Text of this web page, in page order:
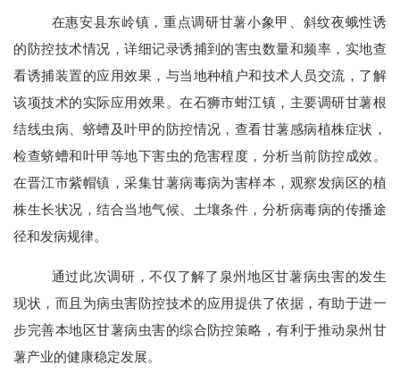
在惠安县东岭镇，重点调研甘薯小象甲、斜纹夜蛾性诱
的防控技术情况，详细记录诱捕到的害虫数量和频率，实地查
看诱捕装置的应用效果，与当地种植户和技术人员交流，了解
该项技术的实际应用效果。在石狮市蚶江镇，主要调研甘薯根
结线虫病、蛴螬及叶甲的防控情况，查看甘薯感病植株症状，
检查蛴螬和叶甲等地下害虫的危害程度，分析当前防控成效。
在晋江市紫帽镇，采集甘薯病毒病为害样本，观察发病区的植
株生长状况，结合当地气候、土壤条件，分析病毒病的传播途
径和发病规律。
通过此次调研，不仅了解了泉州地区甘薯病虫害的发生
现状，而且为病虫害防控技术的应用提供了依据，有助于进一
步完善本地区甘薯病虫害的综合防控策略，有利于推动泉州甘
薯产业的健康稳定发展。